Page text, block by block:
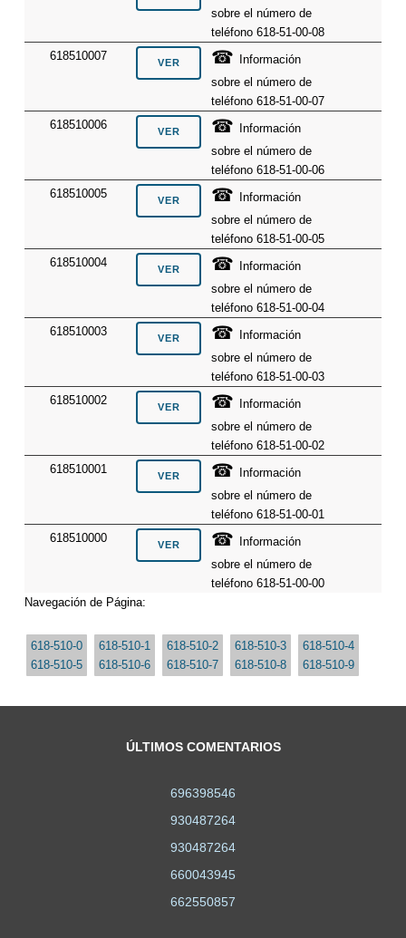
sobre el número de
teléfono 618-51-00-08
618510007
☎
Información
sobre el número de
teléfono 618-51-00-07
618510006
☎
Información
sobre el número de
teléfono 618-51-00-06
618510005
☎
Información
sobre el número de
teléfono 618-51-00-05
618510004
☎
Información
sobre el número de
teléfono 618-51-00-04
618510003
☎
Información
sobre el número de
teléfono 618-51-00-03
618510002
☎
Información
sobre el número de
teléfono 618-51-00-02
618510001
☎
Información
sobre el número de
teléfono 618-51-00-01
618510000
☎
Información
sobre el número de
teléfono 618-51-00-00
Navegación de Página:
618-510-0 618-510-1 618-510-2 618-510-3
618-510-4
618-510-5
618-510-6 618-510-7 618-510-8 618-510-9
ÚLTIMOS COMENTARIOS
696398546
930487264
930487264
660043945
662550857